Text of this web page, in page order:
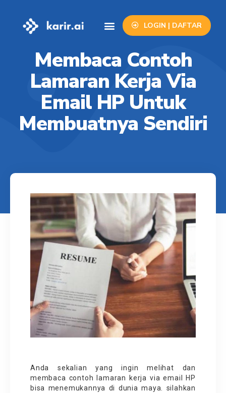
LOGIN | DAFTAR
Membaca Contoh
Lamaran Kerja Via
Email HP Untuk
Membuatnya Sendiri
Anda sekalian yang ingin melihat dan
membaca contoh lamaran kerja via email HP
bisa menemukannya di dunia maya. silahkan